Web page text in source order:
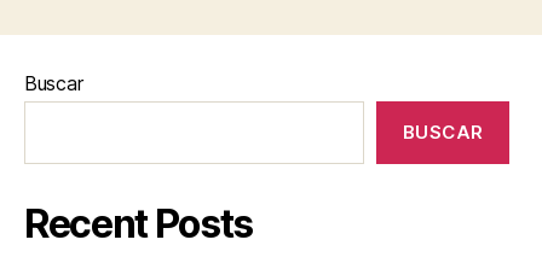
Buscar
BUSCAR
Recent Posts